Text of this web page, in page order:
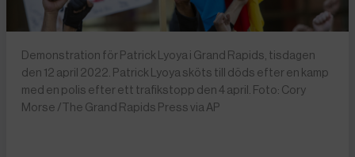
Demonstration för Patrick Lyoya i Grand Rapids, tisdagen
den 12 april 2022. Patrick Lyoya sköts till döds efter en kamp
med en polis efter ett trafikstopp den 4 april. Foto: Cory
Morse /The Grand Rapids Press via AP